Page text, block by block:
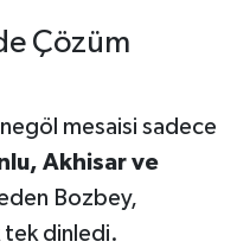
Çözüm
mesaisi sadece
Akhisar ve
Bozbey,
tek dinledi.